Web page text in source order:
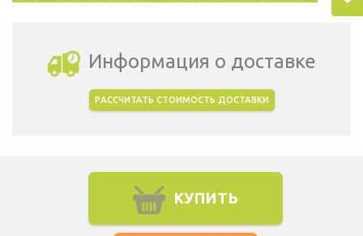
Информация о доставке
РАССЧИТАТЬ СТОИМОСТЬ ДОСТАВКИ
КУПИТЬ